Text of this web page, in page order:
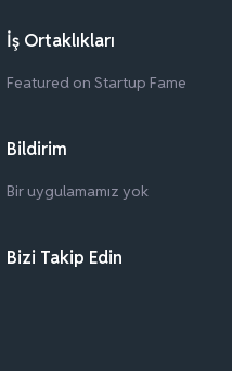
İş Ortaklıkları
Featured on Startup Fame
Bildirim
Bir uygulamamız yok
Bizi Takip Edin